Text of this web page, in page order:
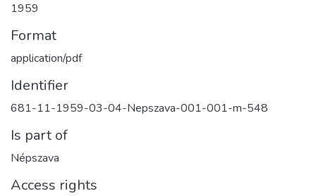
1959
Format
application/pdf
Identifier
681-11-1959-03-04-Nepszava-001-001-m-548
Is part of
Népszava
Access rights